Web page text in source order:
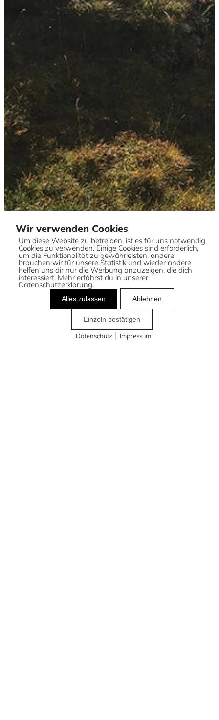
Wir verwenden Cookies
Um diese Website zu betreiben, ist es für uns notwendig
Cookies zu verwenden. Einige Cookies sind erforderlich,
um die Funktionalität zu gewährleisten, andere
brauchen wir für unsere Statistik und wieder andere
helfen uns dir nur die Werbung anzuzeigen, die dich
interessiert. Mehr erfährst du in unserer
Datenschutzerklärung.
Alles zulassen Ablehnen
Einzeln bestätigen
Datenschutz | Impressum